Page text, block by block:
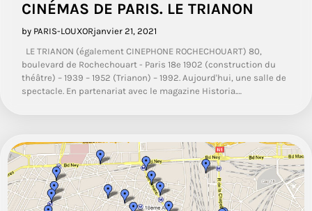
CINÉMAS DE PARIS. LE TRIANON
by PARIS-LOUXORjanvier 21, 2021
LE TRIANON (également CINEPHONE ROCHECHOUART) 80,
boulevard de Rochechouart - Paris 18e 1902 (construction du
théâtre) – 1939 – 1952 (Trianon) – 1992. Aujourd'hui, une salle de
spectacle. En partenariat avec le magazine Historia.…